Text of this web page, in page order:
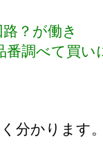
？が働き
番調べて買い
分かります